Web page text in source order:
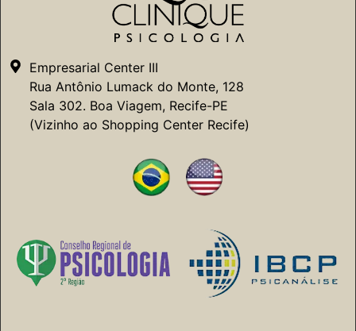
Empresarial Center III
Rua Antônio Lumack do Monte, 128
Sala 302. Boa Viagem, Recife-PE
(Vizinho ao Shopping Center Recife)